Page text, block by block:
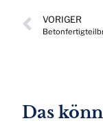
VORIGER
Das